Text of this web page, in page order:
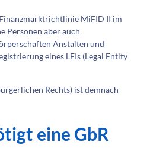
MiFID II im
Personen aber auch
Anstalten und
eines LEIs (Legal Entity
Rechts) ist demnach
eine GbR